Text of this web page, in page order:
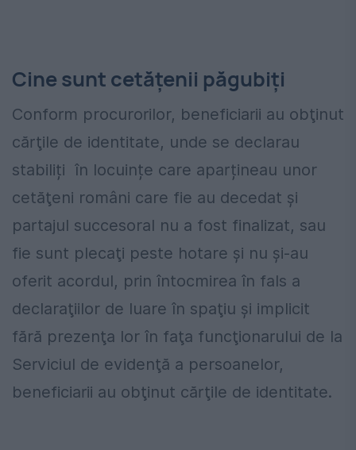
Cine sunt cetățenii păgubiți
Conform procurorilor, beneficiarii au obţinut
cărţile de identitate, unde se declarau
stabiliți în locuințe care aparțineau unor
cetăţeni români care fie au decedat și
partajul succesoral nu a fost finalizat, sau
fie sunt plecaţi peste hotare și nu și-au
oferit acordul, prin întocmirea în fals a
declaraţiilor de luare în spaţiu şi implicit
fără prezenţa lor în faţa funcţionarului de la
Serviciul de evidenţă a persoanelor,
beneficiarii au obţinut cărţile de identitate.